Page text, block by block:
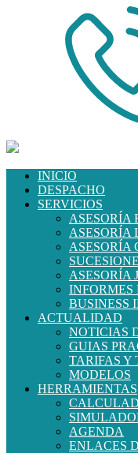
INICIO
DESPACHO
SERVICIOS
ASESORÍA
ASESORÍA
ASESORÍA
ASESORÍA
INFORMES
BUSINESS
ACTUALIDAD
NOTICIAS
GUIAS
TARIFAS Y
MODELOS
HERRAMIENTAS
AGENDA
ENLACES